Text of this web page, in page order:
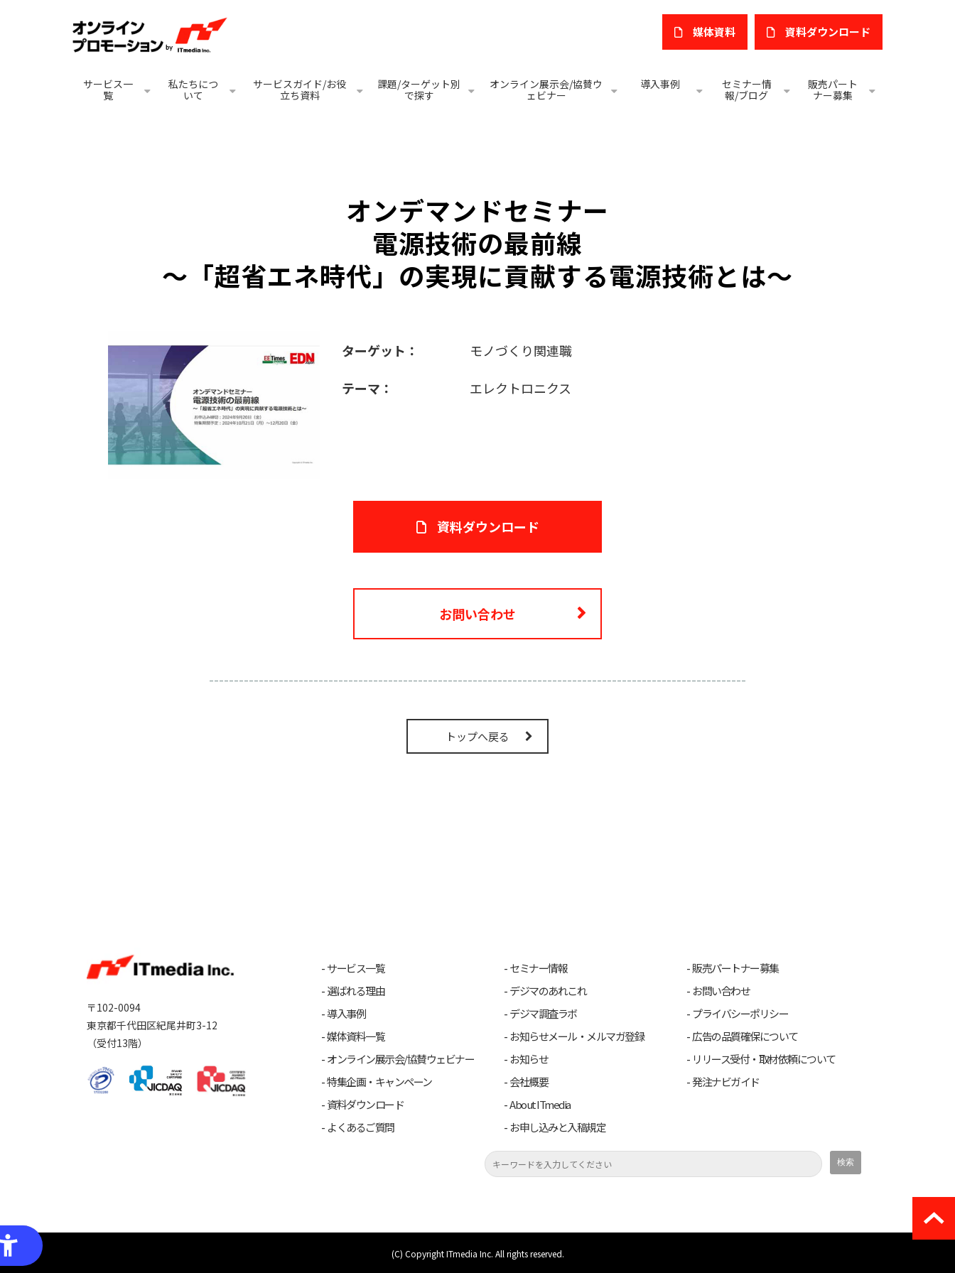
媒体資料 ​資料ダウンロード
サービス一
覧
私たちにつ
いて
サービスガイド/お役
立ち資料
課題/ターゲット別
で探す
オンライン展示会/協賛ウ
ェビナー
導入事例
セミナー情
報/ブログ
販売パート
ナー募集
オンデマンドセミナー
電源技術の最前線
～「超省エネ時代」の実現に貢献する電源技術とは～
ターゲット： モノづくり関連職
テーマ： エレクトロニクス
資料ダウンロード
お問い合わせ
------------------------------------------------------------------------------------------------------------
トップへ戻る
〒102-0094
東京都千代田区紀尾井町3-12
（受付13階）
サービス一覧
選ばれる理由
導入事例
媒体資料一覧
オンライン展示会/協賛ウェビナー
特集企画・キャンペーン
資料ダウンロード
よくあるご質問
セミナー情報
デジマのあれこれ
デジマ調査ラボ
お知らせメール・メルマガ登録
お知らせ
会社概要
About ITmedia
お申し込みと入稿規定
販売パートナー募集
お問い合わせ
プライバシーポリシー
広告の品質確保について
リリース受付・取材依頼について
発注ナビガイド
(C) Copyright ITmedia Inc. All rights reserved.